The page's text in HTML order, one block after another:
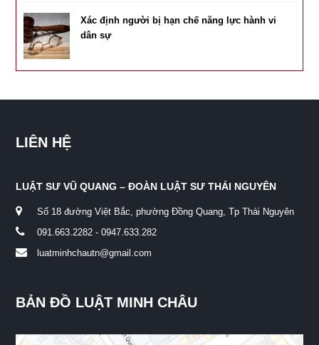
Xác định người bị hạn chế năng lực hành vi
dân sự
LIÊN HỆ
LUẬT SƯ VŨ QUANG – ĐOÀN LUẬT SƯ THÁI NGUYÊN
Số 18 đường Việt Bắc, phường Đồng Quang, Tp Thái Nguyên
091.663.2282 - 0947.633.282
luatminhchautn@gmail.com
BẢN ĐỒ LUẬT MINH CHÂU